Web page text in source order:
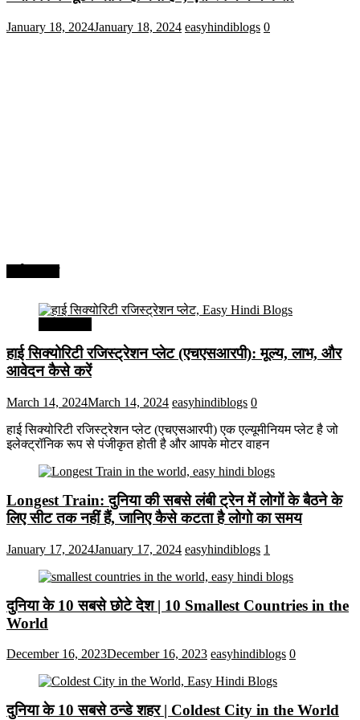
January 18, 2024January 18, 2024 easyhindiblogs 0
हाई सिक्योरिटी रजिस्ट्रेशन प्लेट (एचएसआरपी): मूल्य, लाभ, और
आवेदन कैसे करें
March 14, 2024March 14, 2024 easyhindiblogs 0
हाई सिक्योरिटी रजिस्ट्रेशन प्लेट (एचएसआरपी) एक एल्यूमीनियम प्लेट है जो
इलेक्ट्रॉनिक रूप से पंजीकृत होती है और आपके मोटर वाहन
Longest Train: दुनिया की सबसे लंबी ट्रेन में लोगों के बैठने के
लिए सीट तक ​​नहीं हैं, जानिए कैसे कटता है लोगो का समय
January 17, 2024January 17, 2024 easyhindiblogs 1
दुनिया के 10 सबसे छोटे देश | 10 Smallest Countries in the
World
December 16, 2023December 16, 2023 easyhindiblogs 0
दुनिया के 10 सबसे ठन्डे शहर | Coldest City in the World